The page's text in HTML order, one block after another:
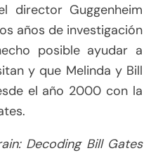
director Guggenheim
años de investigación
posible ayudar a
y que Melinda y Bill
el año 2000 con la
Decoding Bill Gates